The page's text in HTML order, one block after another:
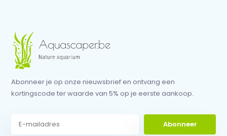
Abonneer je op onze nieuwsbrief en ontvang een
kortingscode ter waarde van 5% op je eerste aankoop.
Abonneer